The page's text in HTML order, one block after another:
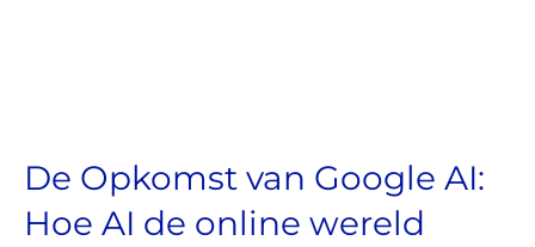
De Opkomst van Google AI:
Hoe AI de online wereld